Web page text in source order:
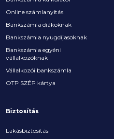
Online számlanyitás
Bankszámla diákoknak
Bankszámla nyugdíjasoknak
Bankszámla egyéni
vállalkozóknak
Vállalkozói bankszámla
OTP SZÉP kártya
Biztosítás
Lakásbiztosítás